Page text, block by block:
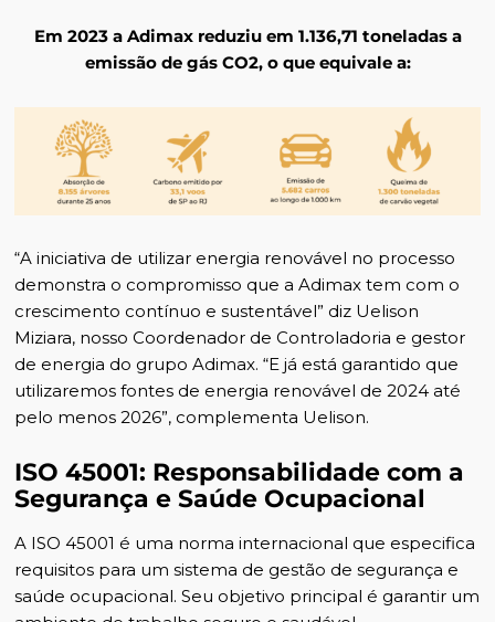
Em 2023 a Adimax reduziu em 1.136,71 toneladas a
emissão de gás CO2, o que equivale a:
“A iniciativa de utilizar energia renovável no processo
demonstra o compromisso que a Adimax tem com o
crescimento contínuo e sustentável” diz Uelison
Miziara, nosso Coordenador de Controladoria e gestor
de energia do grupo Adimax. “E já está garantido que
utilizaremos fontes de energia renovável de 2024 até
pelo menos 2026”, complementa Uelison.
ISO 45001: Responsabilidade com a
Segurança e Saúde Ocupacional
A ISO 45001 é uma norma internacional que especifica
requisitos para um sistema de gestão de segurança e
saúde ocupacional. Seu objetivo principal é garantir um